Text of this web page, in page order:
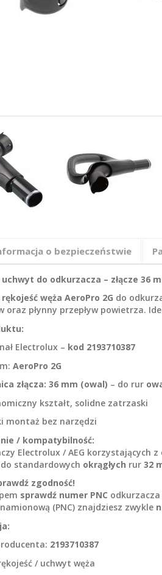
o bezpieczeństwie
do odkurzacza – złącze 36
rękojeść węża AeroPro 2G do
oraz płynny przepływ powietrza.
Electrolux – kod 2193710387
AeroPro 2G
złącza: 36 mm (owal) – do rur
kształt, solidne zatrzaski
montaż bez narzędzi
/ kompatybilność:
Electrolux / AEG korzystających z
do standardowych okrągłych rur 32
zgodność!
sprawdź numer PNC
(PNC) znajdziesz zwykle
2193710387
/ uchwyt węża